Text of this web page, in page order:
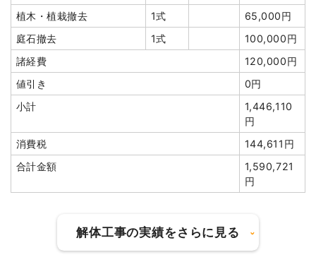
建物の種類/構造
88,000円
植木・植栽撤去
1式
65,000円
庭石撤去
1式
100,000円
諸経費
120,000円
値引き
0円
小計
1,446,110
円
消費税
144,611円
合計金額
1,590,721
円
解体工事の実績をさらに見る